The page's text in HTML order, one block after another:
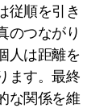
従順を引き
のつながり
人は距離を
ます。最終
な関係を維